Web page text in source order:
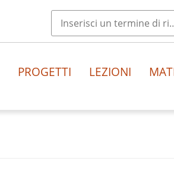
PROGETTI LEZIONI